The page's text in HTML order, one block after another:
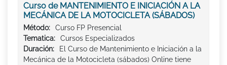
Curso de MANTENIMIENTO E INICIACIÓN A LA
MECÁNICA DE LA MOTOCICLETA (SÁBADOS)
Método:
Curso FP Presencial
Tematica:
Cursos Especializados
Duración:
El Curso de Mantenimiento e Iniciación a la
Mecánica de la Motocicleta (sábados) Online tiene